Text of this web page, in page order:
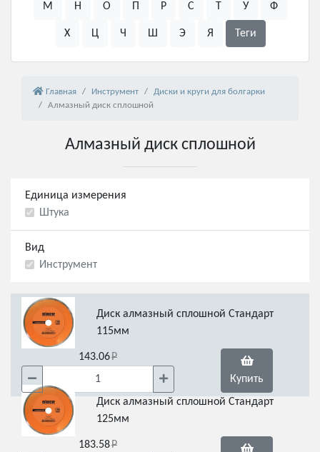
М Н О П Р С Т У Ф
Х Ц Ч Ш Э Я Теги
Главная Инструмент
Диски и круги для болгарки
Алмазный диск сплошной
Алмазный диск сплошной
Единица измерения
Штука
Вид
Инструмент
Диск алмазный сплошной Стандарт
115мм
143.06
Купить
Диск алмазный сплошной Стандарт
125мм
183.58